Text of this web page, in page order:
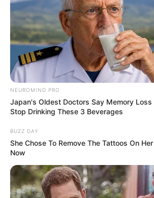
ACS e ACE: celetista,
contrato precário —
no seu bolso e na sua
DIVERSAS
uma.
Por até 2 anos: novo
masculino bloqueia
afetar hormônios.
NEUROMIND PRO
Japan's Oldest Doctors Say Memory
Stop Drinking These 3 Beverages
BUZZ DAY
She Chose To Remove The Tattoos On
Now